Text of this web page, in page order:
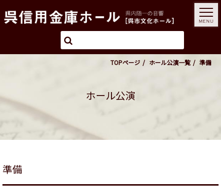
TOPページ ホール公演一覧 準備
ホール公演
準備
MENU